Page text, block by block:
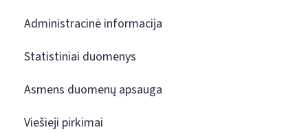
Administracinė informacija
Statistiniai duomenys
Asmens duomenų apsauga
Viešieji pirkimai